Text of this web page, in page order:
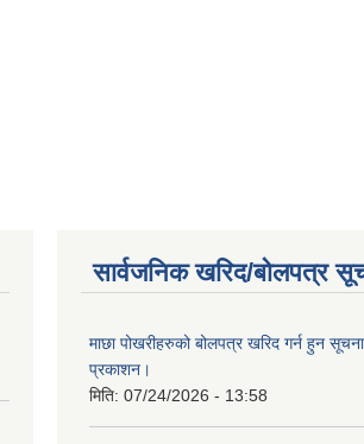
सार्वजनिक खरिद/बोलपत्र
माछा पोखरीहरुको बोलपत्र खरिद गर्न हुन सूचना
प्रकाशन।
मिति: 07/24/2026 - 13:58